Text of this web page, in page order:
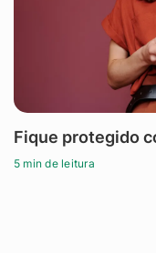
Fique protegido
5 min de leitura